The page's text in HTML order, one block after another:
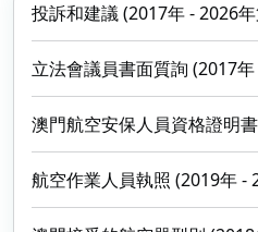
投訴和建議 (2017年 - 2026
立法會議員書面質詢 (2017
澳門航空安保人員資格證明
航空作業人員執照 (2019年 -